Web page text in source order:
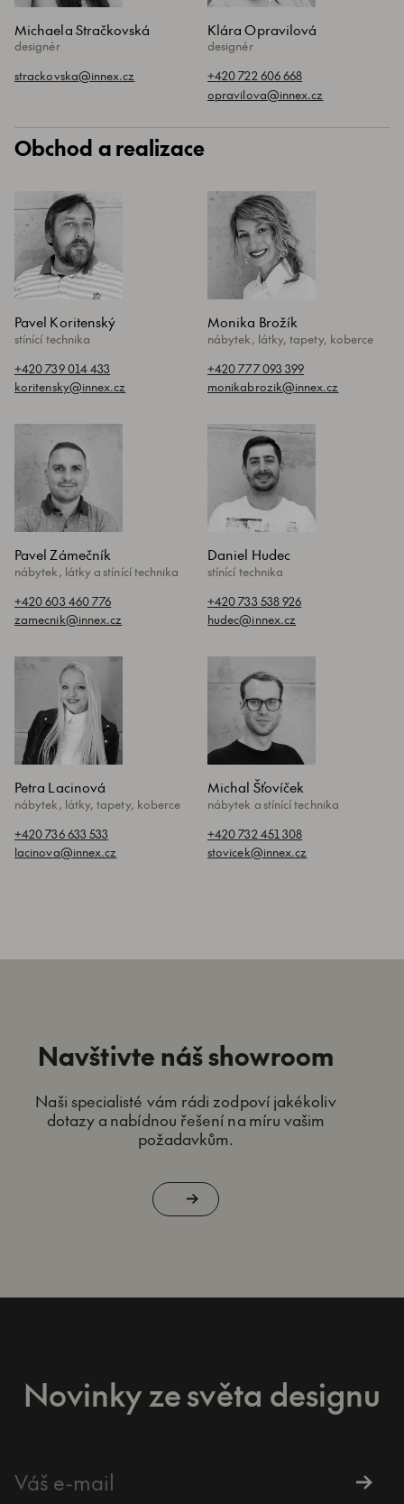
Michaela Stračkovská
designér
strackovska@innex.cz
Klára Opravilová
designér
+420 722 606 668
opravilova@innex.cz
Obchod a realizace
Pavel Koritenský
stínící technika
+420 739 014 433
koritensky@innex.cz
Monika Brožík
nábytek, látky, tapety, koberce
+420 777 093 399
monikabrozik@innex.cz
Pavel Zámečník
nábytek, látky a stínící technika
+420 603 460 776
zamecnik@innex.cz
Daniel Hudec
stínící technika
+420 733 538 926
hudec@innex.cz
Petra Lacinová
nábytek, látky, tapety, koberce
+420 736 633 533
lacinova@innex.cz
Michal Šťovíček
nábytek a stínící technika
+420 732 451 308
stovicek@innex.cz
Navštivte náš showroom
Naši specialisté vám rádi zodpoví jakékoliv
dotazy a nabídnou řešení na míru vašim
požadavkům.
Novinky ze světa designu